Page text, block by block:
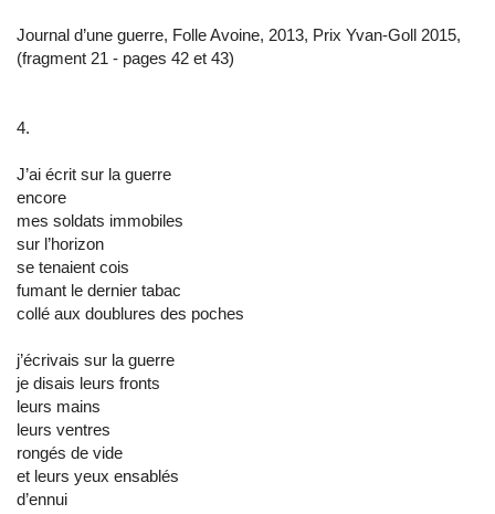
Journal d’une guerre, Folle Avoine, 2013, Prix Yvan-Goll 2015,
(fragment 21 - pages 42 et 43)
4.
J’ai écrit sur la guerre
encore
mes soldats immobiles
sur l’horizon
se tenaient cois
fumant le dernier tabac
collé aux doublures des poches
j’écrivais sur la guerre
je disais leurs fronts
leurs mains
leurs ventres
rongés de vide
et leurs yeux ensablés
d’ennui